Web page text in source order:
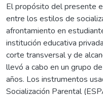
El propósito del presente
entre los estilos de
afrontamiento en
institución educativa
corte transversal y de
llevó a cabo en un grupo
años. Los instrumentos
Socialización Parental